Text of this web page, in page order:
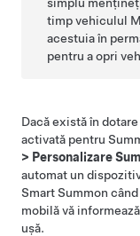
timp vehiculul
acestuia în
pentru a opri
Dacă există în
activată pentru
> Personalizare
automat un
Smart Summon când
mobilă vă
ușă.